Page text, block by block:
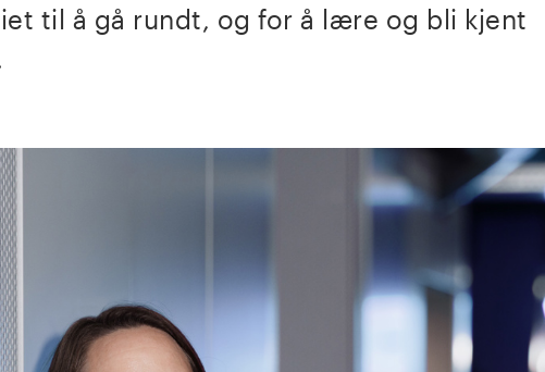
til å gå rundt, og for å lære og bli kjent